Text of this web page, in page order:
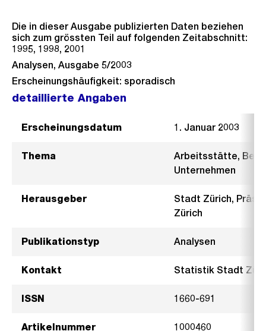
Die in dieser Ausgabe publizierten Daten beziehen
sich zum grössten Teil auf folgenden Zeitabschnitt:
1995, 1998, 2001
Analysen, Ausgabe 5/2003
Erscheinungshäufigkeit: sporadisch
detaillierte Angaben
Erscheinungsdatum 1. Januar 2003
Thema
Arbeitsstätte,
Unternehmen
Herausgeber
Stadt Zürich,
Zürich
Publikationstyp Analysen
Kontakt Statistik Stadt
ISSN 1660-691
Artikelnummer
1000460